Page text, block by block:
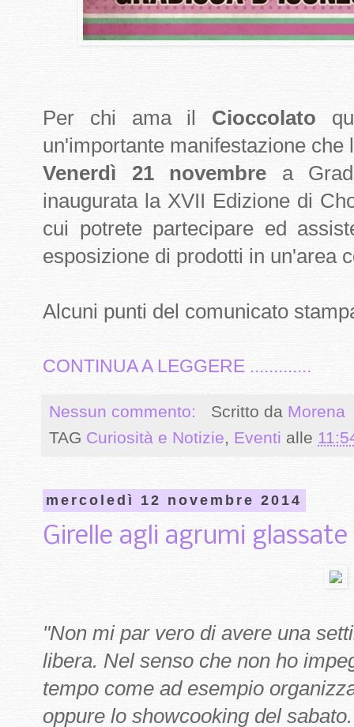
Per chi ama il Cioccolato
un'importante manifestazione
Venerdì 21 novembre a
inaugurata la XVII Edizione di
cui potrete partecipare ed
esposizione di prodotti in un'area
Alcuni punti del comunicato
CONTINUA A LEGGERE .............
Nessun commento: Scritto da Morena
TAG Curiosità e Notizie, Eventi alle
mercoledì 12 novembre 2014
Girelle agli agrumi glassate
"Non mi par vero di avere una
libera. Nel senso che non ho
tempo come ad esempio
oppure lo showcooking del